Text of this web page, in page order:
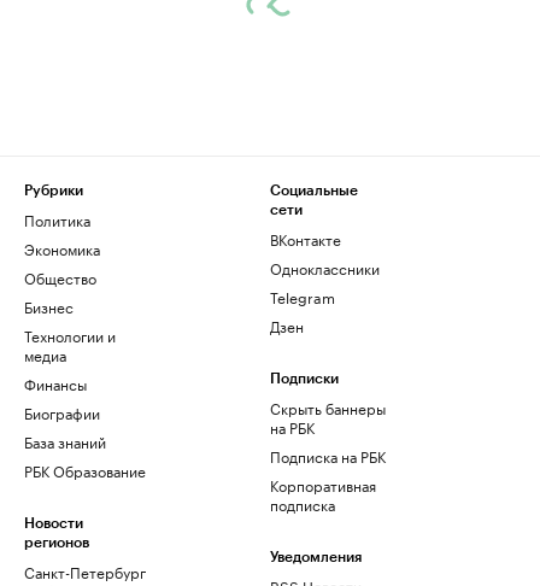
Рубрики
Политика
Экономика
Общество
Бизнес
Технологии и
медиа
Финансы
Биографии
База знаний
РБК Образование
Новости
регионов
Санкт-Петербург
Социальные
сети
ВКонтакте
Одноклассники
Telegram
Дзен
Подписки
Скрыть баннеры
на РБК
Подписка на РБК
Корпоративная
подписка
Уведомления